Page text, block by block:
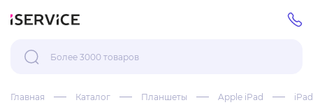
Главная Каталог Планшеты Apple iPad